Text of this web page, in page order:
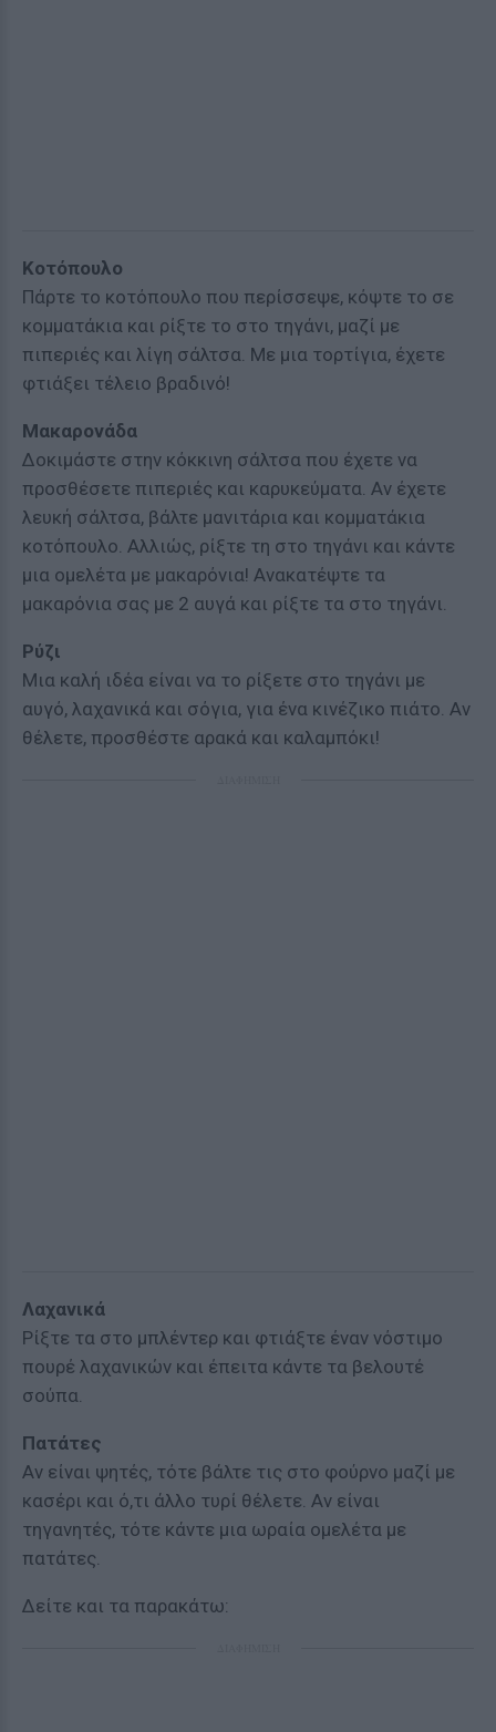
Κοτόπουλο
Πάρτε το κοτόπουλο που περίσσεψε, κόψτε το σε
κομματάκια και ρίξτε το στο τηγάνι, μαζί με
πιπεριές και λίγη σάλτσα. Με μια τορτίγια, έχετε
φτιάξει τέλειο βραδινό!
Μακαρονάδα
Δοκιμάστε στην κόκκινη σάλτσα που έχετε να
προσθέσετε πιπεριές και καρυκεύματα. Αν έχετε
λευκή σάλτσα, βάλτε μανιτάρια και κομματάκια
κοτόπουλο. Αλλιώς, ρίξτε τη στο τηγάνι και κάντε
μια ομελέτα με μακαρόνια! Ανακατέψτε τα
μακαρόνια σας με 2 αυγά και ρίξτε τα στο τηγάνι.
Ρύζι
Μια καλή ιδέα είναι να το ρίξετε στο τηγάνι με
αυγό, λαχανικά και σόγια, για ένα κινέζικο πιάτο. Αν
θέλετε, προσθέστε αρακά και καλαμπόκι!
Λαχανικά
Pίξτε τα στο μπλέντερ και φτιάξτε έναν νόστιμο
πουρέ λαχανικών και έπειτα κάντε τα βελουτέ
σούπα.
Πατάτες
Αν είναι ψητές, τότε βάλτε τις στο φούρνο μαζί με
κασέρι και ό,τι άλλο τυρί θέλετε. Αν είναι
τηγανητές, τότε κάντε μια ωραία ομελέτα με
πατάτες.
Δείτε και τα παρακάτω: